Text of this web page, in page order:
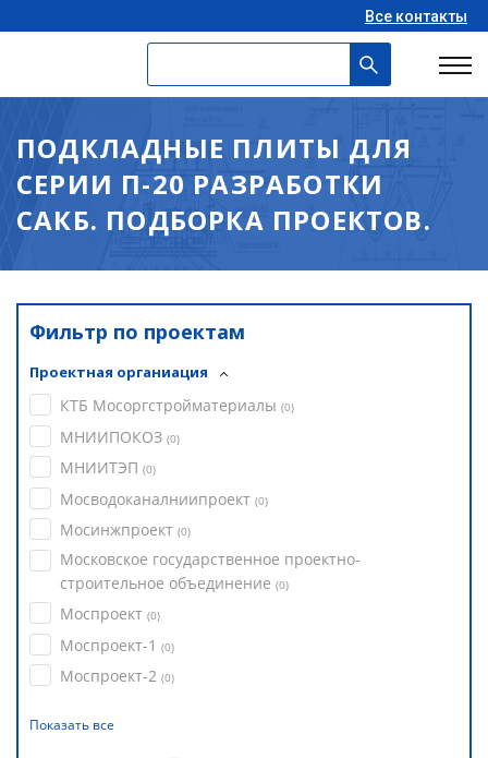
Все контакты
ПОДКЛАДНЫЕ ПЛИТЫ ДЛЯ
СЕРИИ П-20 РАЗРАБОТКИ
САКБ. ПОДБОРКА ПРОЕКТОВ.
Фильтр по проектам
Проектная органиация
КТБ Мосоргстройматериалы (0)
МНИИПОКОЗ (0)
МНИИТЭП (0)
Мосводоканалниипроект (0)
Мосинжпроект (0)
Московское государственное проектно-
строительное объединение (0)
Моспроект (0)
Моспроект-1 (0)
Моспроект-2 (0)
Показать все